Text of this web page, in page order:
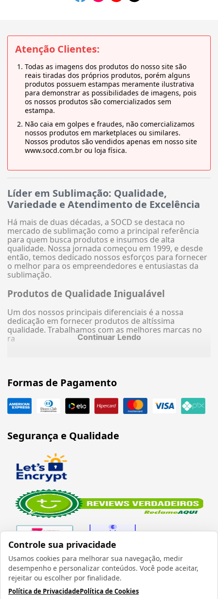
Controle sua privacidade
Usamos cookies para melhorar sua navegação, medir
desempenho e personalizar conteúdos. Você pode aceitar,
rejeitar ou escolher por finalidade.
Política de PrivacidadePolítica de Cookies
Atenção Clientes:
Todas as imagens dos produtos do nosso site são
reais tiradas dos próprios produtos, porém alguns
produtos possuem estampas meramente ilustrativa
para demonstrar as possibilidades de imagens, pois
os nossos produtos são comercializados sem
estampa.
Não caia em golpes e fraudes, não comercializamos
nossos produtos em marketplaces ou similares.
Nossos produtos são vendidos apenas em nosso site
www.socd.com.br ou loja física.
Líder em Sublimação: Qualidade,
Variedade e Atendimento de Excelência
Há mais de duas décadas, a SOCD se destaca no
mercado de sublimação como a principal referência
para quem busca produtos e insumos de alta
qualidade. Nossa jornada começou em 1999, e desde
então, temos dedicado nossos esforços para fornecer
o melhor para os empreendedores e entusiastas da
sublimação.
Produtos de Qualidade Inigualável
Um dos nossos principais diferenciais é a nossa
dedicação em fornecer produtos de altíssima
qualidade. Trabalhamos com as melhores marcas no
ra
Continuar Lendo
Formas de Pagamento
Segurança e Qualidade
Verificada por